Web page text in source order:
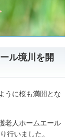
ル境川を開
うに桜も満開とな
老人ホームエール
行いました。